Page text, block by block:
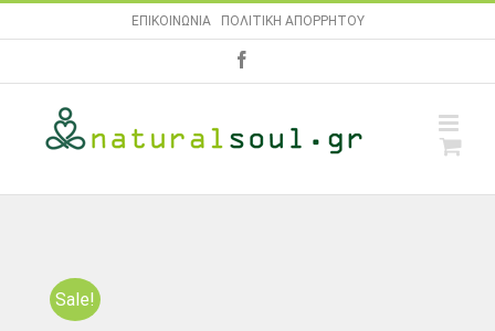
to
ΕΠΙΚΟΙΝΩΝΙΑ| ΠΟΛΙΤΙΚΗ ΑΠΟΡΡΗΤΟΥ
Sale!